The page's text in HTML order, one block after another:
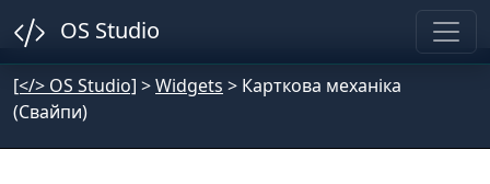
OS Studio
[</> OS Studio] >Widgets > Карткова механіка
(Свайпи)